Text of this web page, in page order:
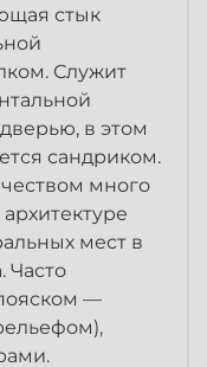
стык
Служит
в этом
сандриком.
много
мест в
Часто
—